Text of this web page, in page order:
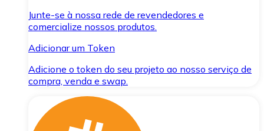
Junte-se à nossa rede de revendedores e
comercialize nossos produtos.
Adicionar um Token
Adicione o token do seu projeto ao nosso serviço de
compra, venda e swap.